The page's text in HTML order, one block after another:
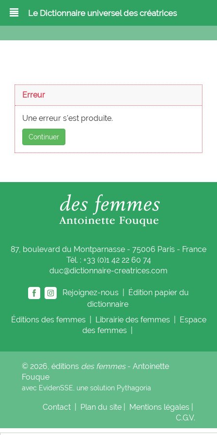
Le Dictionnaire universel des créatrices
Erreur
Une erreur s'est produite.
Continuer
87, boulevard du Montparnasse - 75006 Paris - France
Tél. : +33 (0)1 42 22 60 74
duc@dictionnaire-creatrices.com
Rejoignez-nous |
Édition papier du
dictionnaire
Éditions des femmes Librairie des femmes
Espace
des femmes
© 2026, éditions des femmes- Antoinette
Fouque
avec EvidenSSE, une solution Pythagoria
Contact Plan du site Mentions légales
C.G.V.